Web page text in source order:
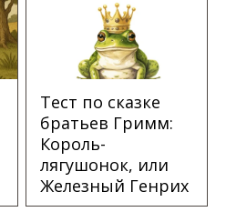
Тест по сказке
братьев Гримм:
Король-
лягушонок, или
Железный Генрих